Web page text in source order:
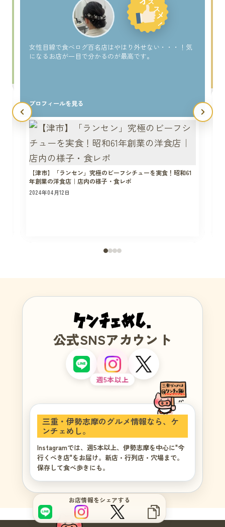
女性目線で食べログ百名店はやはり外せない・・・！気
になるお店が一目で分かるのが最高です。
プロフィールを見る
【津市】「ランセン」究極のビーフシチューを実食！昭和61
年創業の洋食店｜店内の様子・食レポ
2024年04月12日
公式SNSアカウント
週5本以上
三重・伊勢志摩のグルメ情報なら、ケ
ンチェめし。
Instagramでは、週5本以上、伊勢志摩を中心に"今
行くべき店"をお届け。新店・行列店・穴場まで。
保存して食べ歩きにも。
お店情報をシェアする
サイトをもっと良くするブヒ？